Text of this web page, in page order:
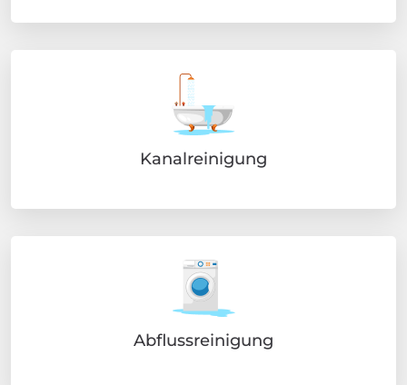
Kanalreinigung
Abflussreinigung